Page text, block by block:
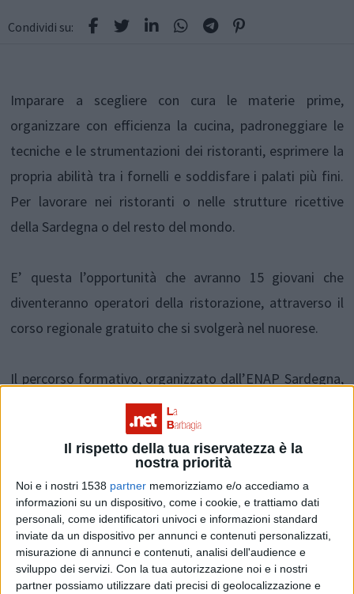
Il rispetto della tua riservatezza è la
nostra priorità
Noi e i nostri 1538 partner memorizziamo e/o accediamo a
informazioni su un dispositivo, come i cookie, e trattiamo dati
personali, come identificatori univoci e informazioni standard
inviate da un dispositivo per annunci e contenuti personalizzati,
misurazione di annunci e contenuti, analisi dell'audience e
sviluppo dei servizi. Con la tua autorizzazione noi e i nostri
partner possiamo utilizzare dati precisi di geolocalizzazione e
Condividi su:
Imparare a scegliere con cura le materie prime,
organizzare con efficienza la cucina, padroneggiare le
tecniche e le strumentazioni dei ristoranti, esprimere la
propria abilità tra i fornelli e soddisfare i palati più fini.
Per lavorare nei ristoranti o nelle strutture ricettive
della Sardegna o del resto del mondo.
E’ questa l’opportunità che avranno 15 giovani che
diventeranno operatori della ristorazione, attraverso il
corso regionale gratuito che si svolgerà nel nuorese.
Il percorso formativo, organizzato dall’ENAP Sardegna,
le cui iscrizioni scadranno improrogabilmente il
prossimo 15 dicembre, nasce dal progetto di recupero
della dispersione scolastica e dalla necessità di formare
personale qualificato, capace di incrementare l’offerta
economica con attività nel settore della ristorazione
e della preparazione pasti. Questo, infatti, è un settore
in grande espansione grazie alla sempre più crescente
richiesta di veri professionisti della cucina e grazie,